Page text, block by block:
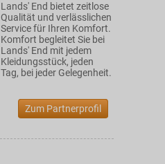
Lands' End bietet zeitlose
Qualität und verlässlichen
Service für Ihren Komfort.
Komfort begleitet Sie bei
Lands' End mit jedem
Kleidungsstück, jeden
Tag, bei jeder Gelegenheit.
Zum Partnerprofil